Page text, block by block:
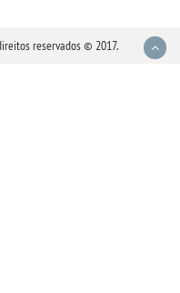
reservados © 2017.